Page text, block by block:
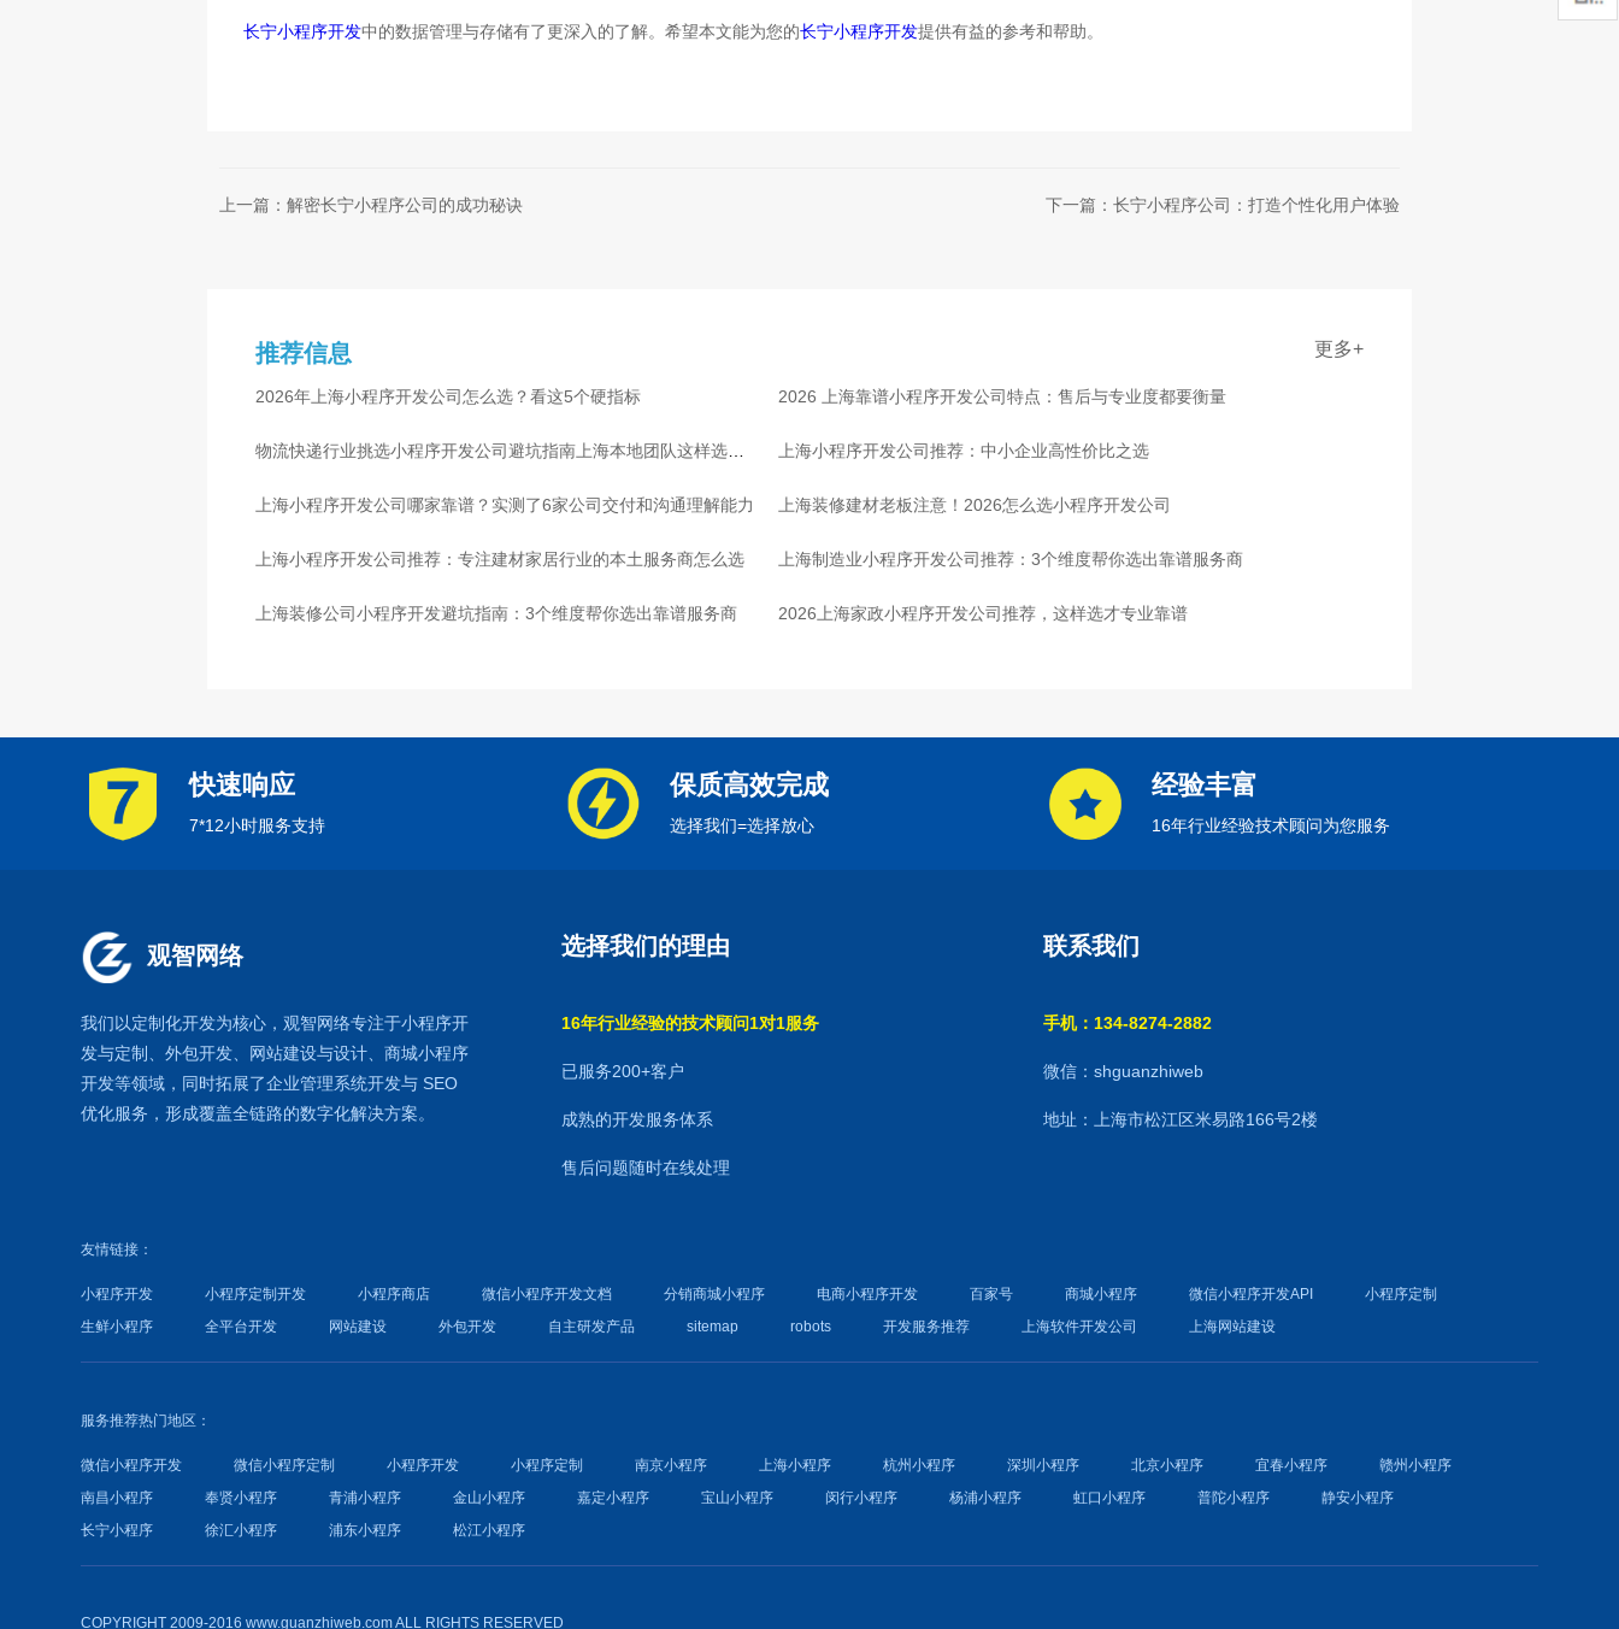
长宁小程序开发中的数据管理与存储有了更深入的了解。希望本文能为您的长宁小程序开发提供有益的参考和帮助。
上一篇：解密长宁小程序公司的成功秘诀 下一篇：长宁小程序公司：打造个性化用户体验
推荐信息 更多+
2026年上海小程序开发公司怎么选？看这5个硬指标 2026 上海靠谱小程序开发公司特点：售后与专业度都要衡量
物流快递行业挑选小程序开发公司避坑指南上海本地团队这样选放
心
上海小程序开发公司推荐：中小企业高性价比之选
上海小程序开发公司哪家靠谱？实测了6家公司交付和沟通理解能力 上海装修建材老板注意！2026怎么选小程序开发公司
上海小程序开发公司推荐：专注建材家居行业的本土服务商怎么选 上海制造业小程序开发公司推荐：3个维度帮你选出靠谱服务商
上海装修公司小程序开发避坑指南：3个维度帮你选出靠谱服务商 2026上海家政小程序开发公司推荐，这样选才专业靠谱
快速响应
7*12小时服务支持
保质高效完成
选择我们=选择放心
经验丰富
16年行业经验技术顾问为您服务
观智网络
我们以定制化开发为核心，观智网络专注于小程序开
发与定制、外包开发、 网站建设与设计、商城小程序
开发等领域，同时拓展了企业管理系统开发与 SEO
优化服务，形成覆盖全链路的数字化解决方案。
选择我们的理由
16年行业经验的技术顾问1对1服务
已服务200+客户
成熟的开发服务体系
售后问题随时在线处理
联系我们
手机：134-8274-2882
微信：shguanzhiweb
地址：上海市松江区米易路166号2楼
友情链接：
小程序开发 小程序定制开发 小程序商店 微信小程序开发文档 分销商城小程序 电商小程序开发 百家号 商城小程序 微信小程序开发API
小程序定制
生鲜小程序
全平台开发 网站建设 外包开发 自主研发产品 sitemap robots 开发服务推荐 上海软件开发公司 上海网站建设
服务推荐热门地区：
微信小程序开发 微信小程序定制 小程序开发 小程序定制 南京小程序 上海小程序 杭州小程序 深圳小程序 北京小程序 宜春小程序
赣州小程序
南昌小程序
奉贤小程序 青浦小程序 金山小程序 嘉定小程序 宝山小程序 闵行小程序 杨浦小程序 虹口小程序 普陀小程序
静安小程序
长宁小程序
徐汇小程序 浦东小程序 松江小程序
COPYRIGHT 2009-2016 www.guanzhiweb.com ALL RIGHTS RESERVED